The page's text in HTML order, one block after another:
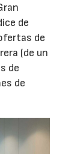
de
de
(de un
de
de